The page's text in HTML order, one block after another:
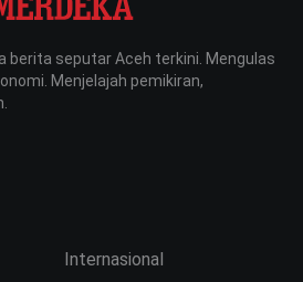
berita seputar Aceh terkini. Mengulas
Menjelajah pemikiran,
Internasional